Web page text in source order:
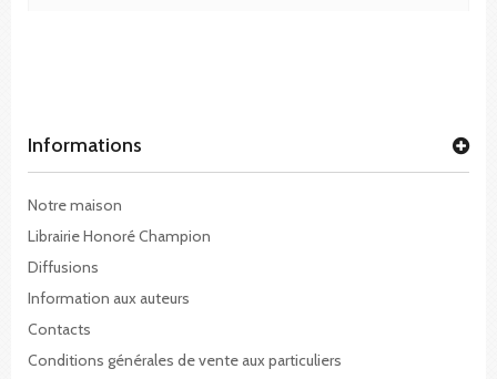
Informations
Notre maison
Librairie Honoré Champion
Diffusions
Information aux auteurs
Contacts
Conditions générales de vente aux particuliers